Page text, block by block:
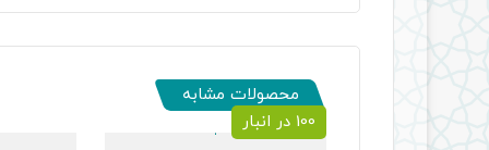
محصولات مشابه
100 در انبار